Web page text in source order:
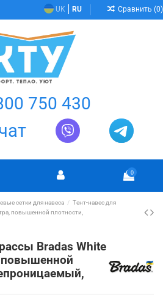
UK RU Сравнить (0)
750 430
0
сетки для навеса
Тент-навес для
повышенной плотности,
Bradas White
повышенной